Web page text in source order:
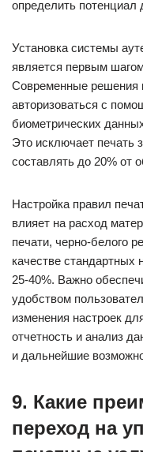
определить потенциал
Установка системы
является первым
Современные решения
авторизоваться с
биометрических
Это исключает печать
составлять до 20% от
Настройка правил
влияет на расход
печати, черно-белого
качестве стандартных
25-40%. Важно
удобством
изменения настроек
отчетность и анализ
и дальнейшие
9. Какие
переход на